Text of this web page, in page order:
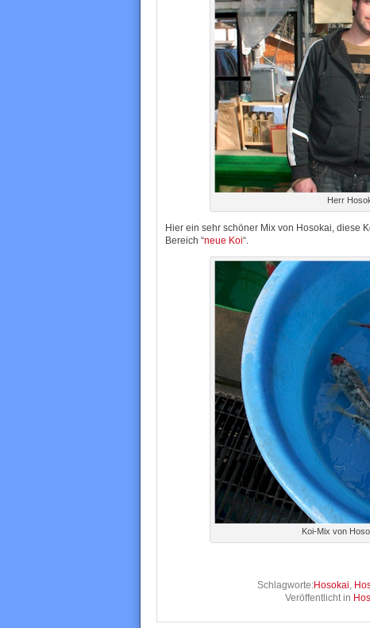
Herr
Hier ein sehr schöner Mix von Hosokai, diese
Bereich “neue Koi“.
Koi-Mix von
Schlagworte:Hosokai,
Veröffentlicht in